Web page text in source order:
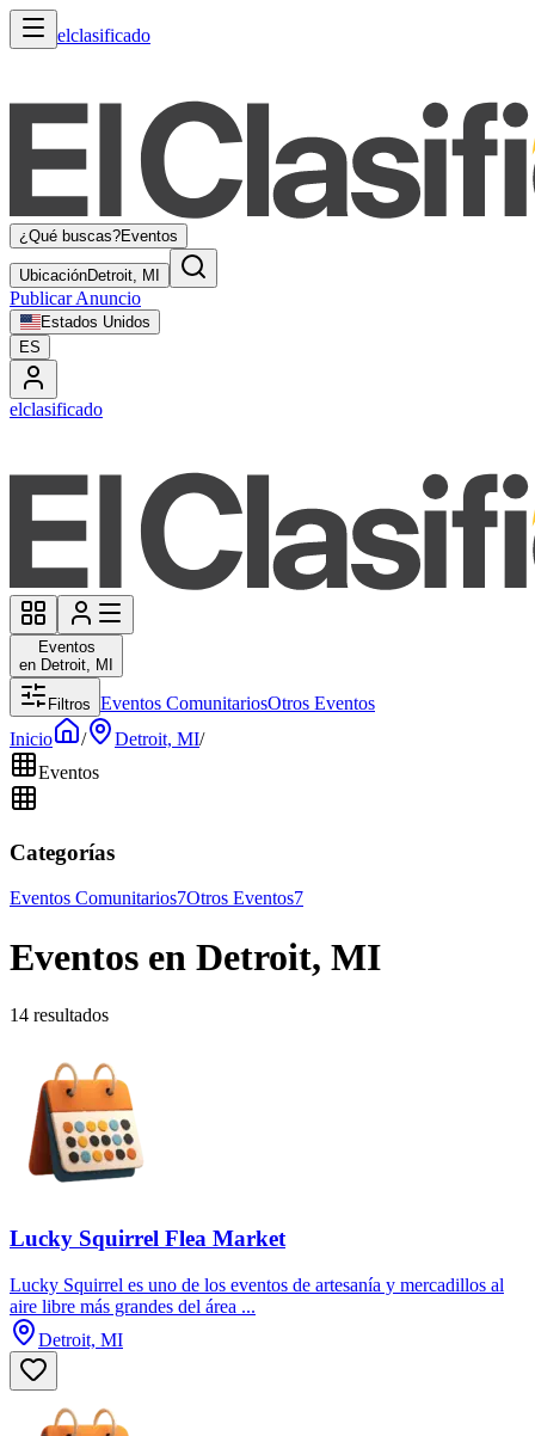
elclasificado
¿Qué buscas?Eventos
UbicaciónDetroit, MI
Publicar Anuncio
Estados Unidos
ES
elclasificado
Eventos
en Detroit, MI
Filtros Eventos ComunitariosOtros Eventos
Inicio
/ Detroit, MI/
Eventos
Categorías
Eventos Comunitarios7Otros Eventos7
Eventos en Detroit, MI
14 resultados
Lucky Squirrel Flea Market
Lucky Squirrel es uno de los eventos de artesanía y mercadillos al
aire libre más grandes del área ...
Detroit, MI